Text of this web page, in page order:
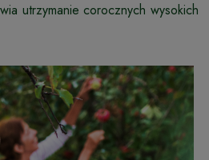
utrzymanie corocznych wysokich